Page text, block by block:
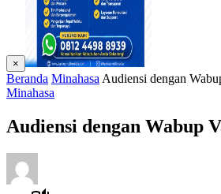
×
Beranda Minahasa Audiensi dengan
Minahasa
Audiensi dengan Wabup